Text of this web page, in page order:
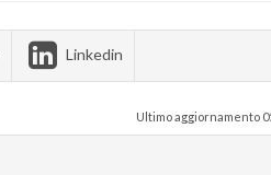
Linkedin
Ultimo aggiornamento